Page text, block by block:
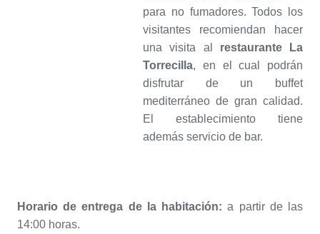
para no fumadores. Todos los
visitantes recomiendan hacer
una visita al restaurante La
Torrecilla, en el cual podrán
disfrutar de un buffet
mediterráneo de gran calidad.
El establecimiento tiene
además servicio de bar.
Horario de entrega de la habitación: a partir de las
14:00 horas.